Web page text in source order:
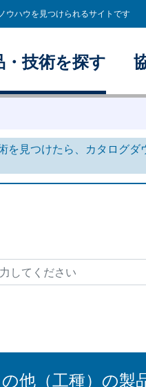
ウハウを見つけられるサイトです
・技術を探す
を見つけたら、カタログ
他（工種）の製